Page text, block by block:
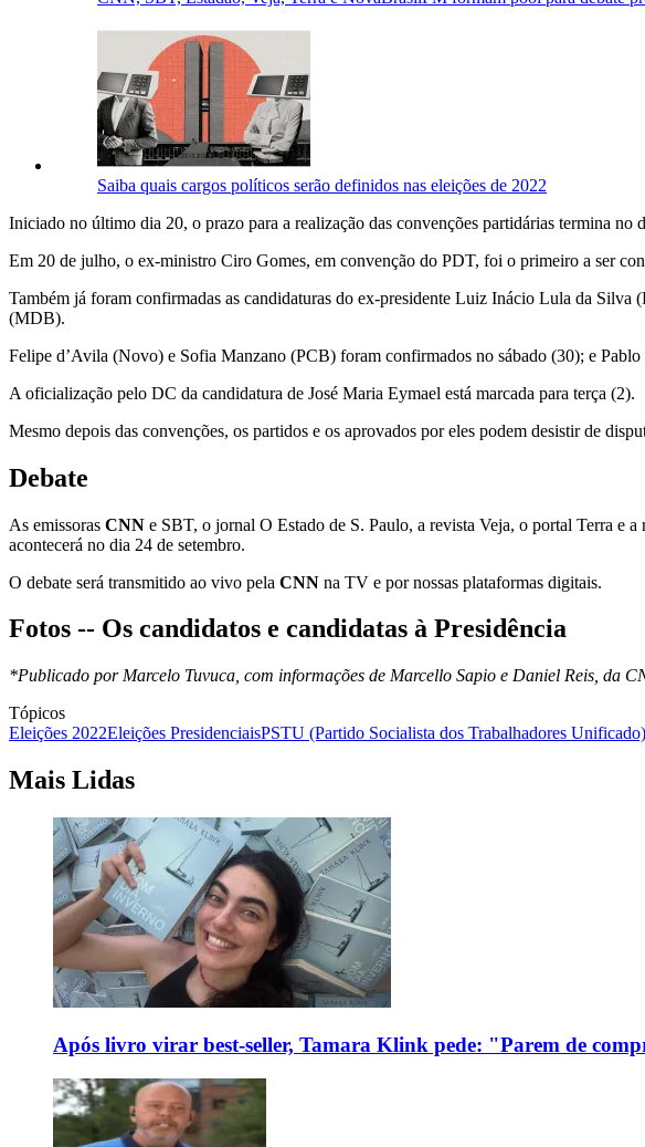
Saiba quais cargos políticos serão definidos nas eleições de 2022
Iniciado no último dia 20, o prazo para a realização das convenções partidárias termina no
Em 20 de julho, o ex-ministro Ciro Gomes, em convenção do PDT, foi o primeiro a ser
Também já foram confirmadas as candidaturas do ex-presidente Luiz Inácio Lula da
(MDB).
Felipe d’Avila (Novo) e Sofia Manzano (PCB) foram confirmados no sábado (30); e
A oficialização pelo DC da candidatura de José Maria Eymael está marcada para terça (2).
Mesmo depois das convenções, os partidos e os aprovados por eles podem desistir de
Debate
As emissoras CNN e SBT, o jornal O Estado de S. Paulo, a revista Veja, o portal Terra e
acontecerá no dia 24 de setembro.
O debate será transmitido ao vivo pela CNN na TV e por nossas plataformas digitais.
Fotos -- Os candidatos e candidatas à Presidência
*Publicado por Marcelo Tuvuca, com informações de Marcello Sapio e Daniel Reis, da
Tópicos
Eleições 2022Eleições PresidenciaisPSTU (Partido Socialista dos Trabalhadores Unificado)
Mais Lidas
Após livro virar best-seller, Tamara Klink pede: "Parem de